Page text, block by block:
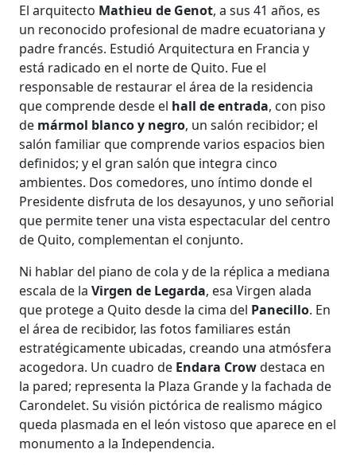
El arquitecto Mathieu de Genot, a sus 41 años, es
un reconocido profesional de madre ecuatoriana y
padre francés. Estudió Arquitectura en Francia y
está radicado en el norte de Quito. Fue el
responsable de restaurar el área de la residencia
que comprende desde el hall de entrada, con piso
de mármol blanco y negro, un salón recibidor; el
salón familiar que comprende varios espacios bien
definidos; y el gran salón que integra cinco
ambientes. Dos comedores, uno íntimo donde el
Presidente disfruta de los desayunos, y uno señorial
que permite tener una vista espectacular del centro
de Quito, complementan el conjunto.
Ni hablar del piano de cola y de la réplica a mediana
escala de laVirgen de Legarda, esa Virgen alada
que protege a Quito desde la cima del Panecillo. En
el área de recibidor, las fotos familiares están
estratégicamente ubicadas, creando una atmósfera
acogedora. Un cuadro de Endara Crowdestaca en
la pared; representa la Plaza Grande y la fachada de
Carondelet. Su visión pictórica de realismo mágico
queda plasmada en el león vistoso que aparece en el
monumento a la Independencia.